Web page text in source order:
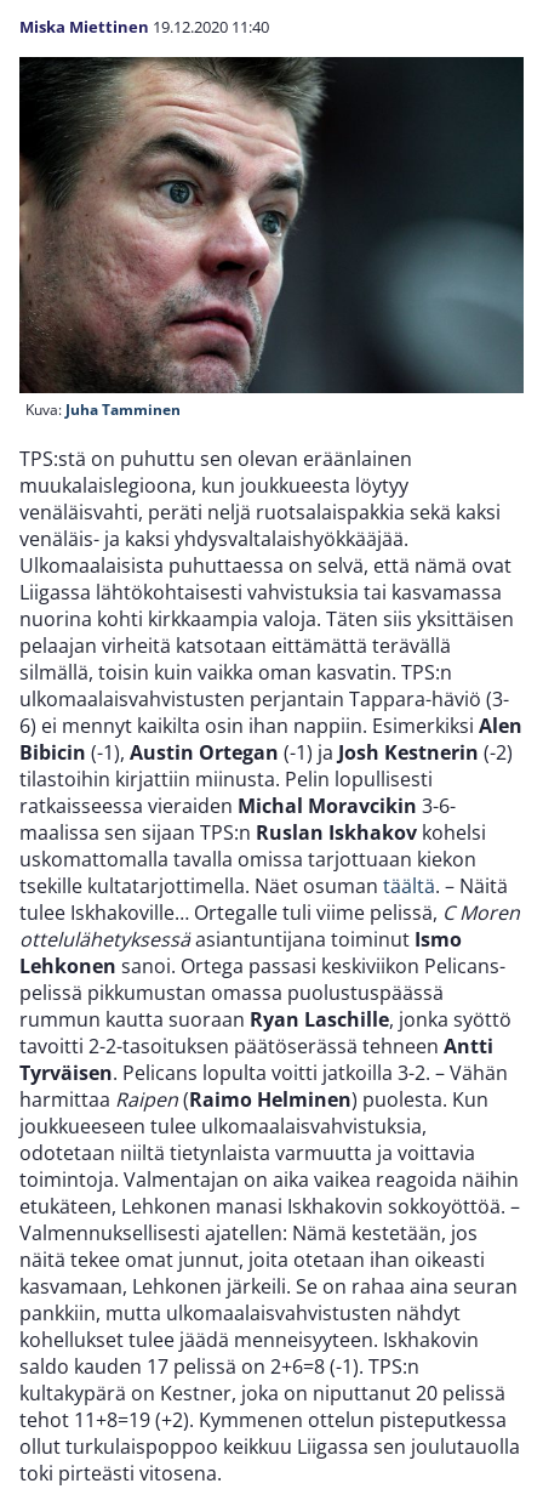
Miska Miettinen 19.12.2020 11:40
Kuva: Juha Tamminen
TPS:stä on puhuttu sen olevan eräänlainen
muukalaislegioona, kun joukkueesta löytyy
venäläisvahti, peräti neljä ruotsalaispakkia sekä kaksi
venäläis- ja kaksi yhdysvaltalaishyökkääjää.
Ulkomaalaisista puhuttaessa on selvä, että nämä ovat
Liigassa lähtökohtaisesti vahvistuksia tai kasvamassa
nuorina kohti kirkkaampia valoja. Täten siis yksittäisen
pelaajan virheitä katsotaan eittämättä terävällä
silmällä, toisin kuin vaikka oman kasvatin. TPS:n
ulkomaalaisvahvistusten perjantain Tappara-häviö (3-
6) ei mennyt kaikilta osin ihan nappiin. Esimerkiksi Alen
Bibicin (-1), Austin Ortegan (-1) ja Josh Kestnerin (-2)
tilastoihin kirjattiin miinusta. Pelin lopullisesti
ratkaisseessa vieraiden Michal Moravcikin 3-6-
maalissa sen sijaan TPS:n Ruslan Iskhakov kohelsi
uskomattomalla tavalla omissa tarjottuaan kiekon
tsekille kultatarjottimella. Näet osuman täältä. – Näitä
tulee Iskhakoville… Ortegalle tuli viime pelissä, C Moren
ottelulähetyksessäasiantuntijana toiminut Ismo
Lehkonen sanoi. Ortega passasi keskiviikon Pelicans-
pelissä pikkumustan omassa puolustuspäässä
rummun kautta suoraan Ryan Laschille, jonka syöttö
tavoitti 2-2-tasoituksen päätöserässä tehneen Antti
Tyrväisen. Pelicans lopulta voitti jatkoilla 3-2. – Vähän
harmittaa Raipen(Raimo Helminen) puolesta. Kun
joukkueeseen tulee ulkomaalaisvahvistuksia,
odotetaan niiltä tietynlaista varmuutta ja voittavia
toimintoja. Valmentajan on aika vaikea reagoida näihin
etukäteen, Lehkonen manasi Iskhakovin sokkoyöttöä. –
Valmennuksellisesti ajatellen: Nämä kestetään, jos
näitä tekee omat junnut, joita otetaan ihan oikeasti
kasvamaan, Lehkonen järkeili. Se on rahaa aina seuran
pankkiin, mutta ulkomaalaisvahvistusten nähdyt
kohellukset tulee jäädä menneisyyteen. Iskhakovin
saldo kauden 17 pelissä on 2+6=8 (-1). TPS:n
kultakypärä on Kestner, joka on niputtanut 20 pelissä
tehot 11+8=19 (+2). Kymmenen ottelun pisteputkessa
ollut turkulaispoppoo keikkuu Liigassa sen joulutauolla
toki pirteästi vitosena.